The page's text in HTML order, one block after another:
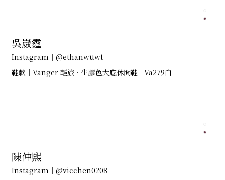
吳崴霆
Instagram｜@ethanwuwt
鞋款｜Vanger 輕旅．生膠色大底休閒鞋 - Va279白
陳仲熙
Instagram｜@vicchen0208